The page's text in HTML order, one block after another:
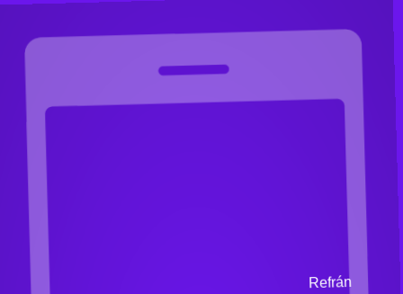
Refrán